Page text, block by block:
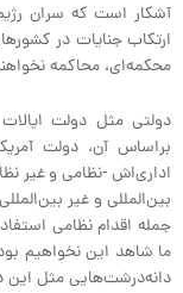
آشکار است که سران
ارتکاب جنایات در
محکمه‌ای، محاکمه
دولتی مثل دولت
براساس آن، دولت
اداری‌اش -نظامی و غیر
بین‌المللی و غیر
جمله اقدام نظامی
ما شاهد این نخواهیم
دانه‌درشت‌هایی مثل این